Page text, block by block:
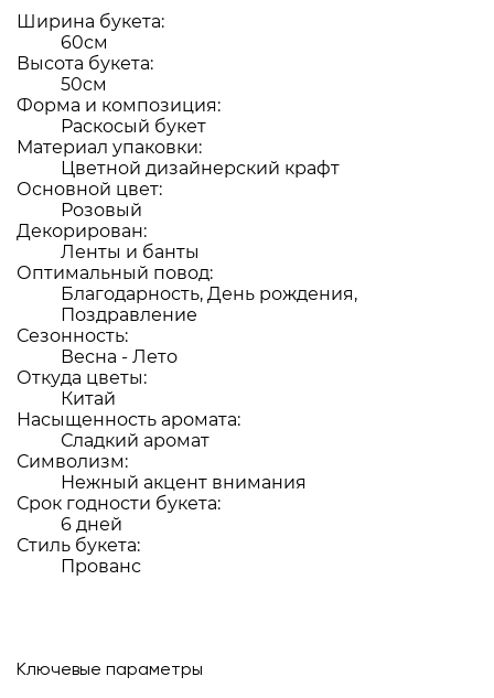
Ширина букета:
60см
Высота букета:
50см
Форма и композиция:
Раскосый букет
Материал упаковки:
Цветной дизайнерский крафт
Основной цвет:
Розовый
Декорирован:
Ленты и банты
Оптимальный повод:
Благодарность, День рождения,
Поздравление
Сезонность:
Весна - Лето
Откуда цветы:
Китай
Насыщенность аромата:
Сладкий аромат
Символизм:
Нежный акцент внимания
Срок годности букета:
6 дней
Стиль букета:
Прованс
Ключевые параметры